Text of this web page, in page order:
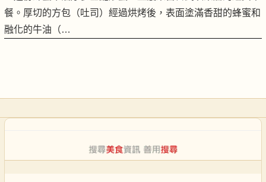
餐。厚切的方包（吐司）經過烘烤後，表面塗滿香甜的蜂蜜和
融化的牛油（…